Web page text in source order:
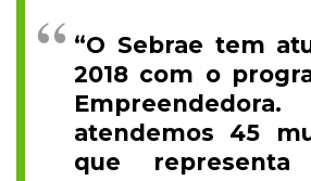
“O Sebrae tem
2018 com o
atendemos 45
que